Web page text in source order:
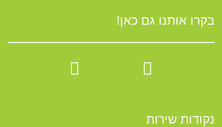
בקרו אותנו גם כאן!
נקודות שירות